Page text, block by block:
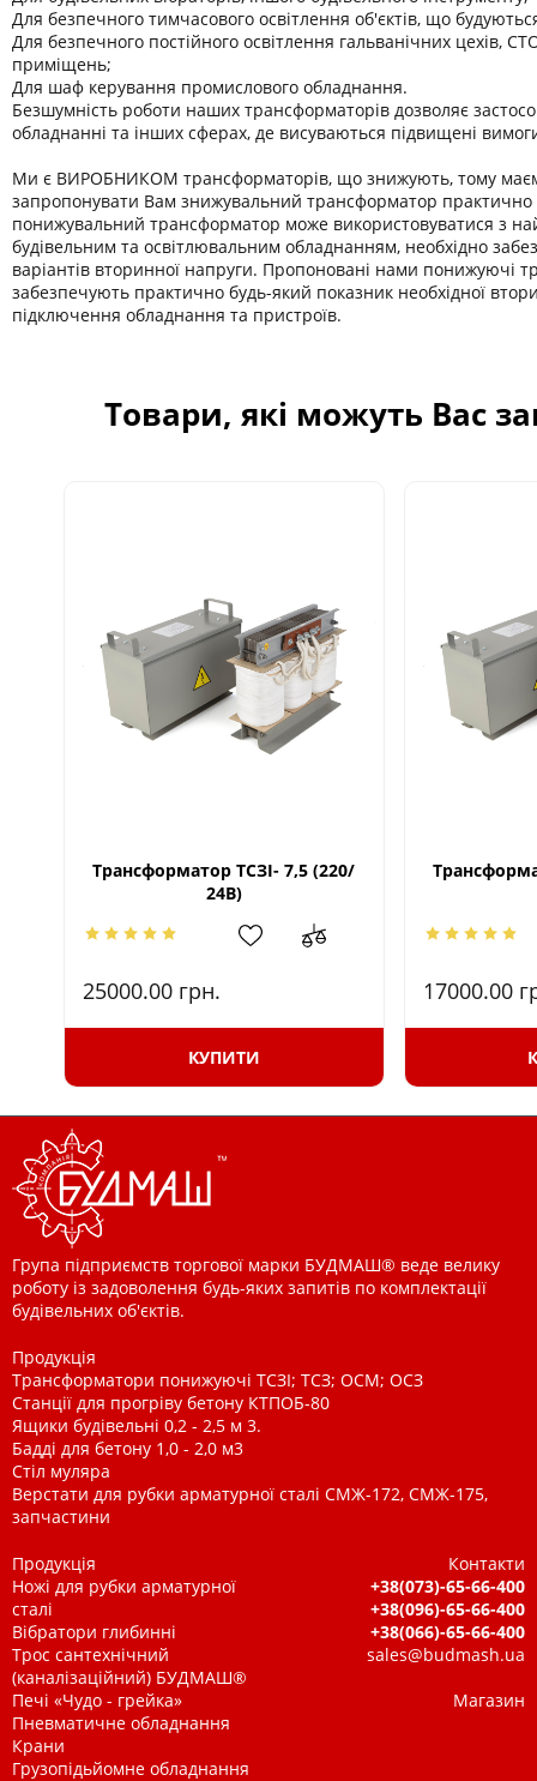
Для безпечного тимчасового освітлення об'єктів, що
Для безпечного постійного освітлення гальванічних цехів,
приміщень;
Для шаф керування промислового обладнання.
Безшумність роботи наших трансформаторів дозволяє
обладнанні та інших сферах, де висуваються підвищені
Ми є ВИРОБНИКОМ трансформаторів, що знижують, тому
запропонувати Вам знижувальний трансформатор практично
понижувальний трансформатор може використовуватися з
будівельним та освітлювальним обладнанням, необхідно
варіантів вторинної напруги. Пропоновані нами понижуючі
забезпечують практично будь-який показник необхідної
підключення обладнання та пристроїв.
Товари, які можуть Вас
Трансформатор ТСЗІ- 7,5 (220/
24В)
25000.00 грн.
КУПИТИ
17000.00
Група підприємств торгової марки БУДМАШ® веде велику
роботу із задоволення будь-яких запитів по комплектації
будівельних об'єктів.
Продукція
Трансформатори понижуючі ТСЗІ; ТСЗ; ОСМ; ОСЗ
Станції для прогріву бетону КТПОБ-80
Ящики будівельні 0,2 - 2,5 м 3.
Бадді для бетону 1,0 - 2,0 м3
Стіл муляра
Верстати для рубки арматурної сталі СМЖ-172, СМЖ-175,
запчастини
Продукція
Ножі для рубки арматурної
сталі
Вібратори глибинні
Трос сантехнічний
(каналізаційний) БУДМАШ®
Печі «Чудо - грейка»
Пневматичне обладнання
Крани
Грузопідьйомне обладнання
Контакти
+38(073)-65-66-400
+38(096)-65-66-400
+38(066)-65-66-400
sales@budmash.ua
Магазин